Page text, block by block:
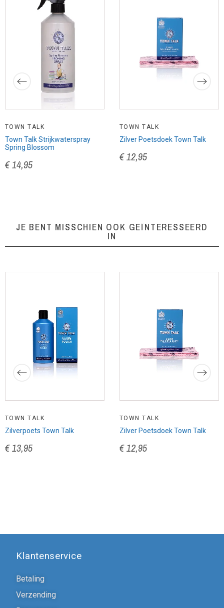
TOWN TALK
Town Talk Strijkwaterspray
Spring Blossom
€ 14,95
TOWN TALK
Zilver Poetsdoek Town Talk
€ 12,95
JE BENT MISSCHIEN OOK GEÏNTERESSEERD
IN
TOWN TALK
Zilverpoets Town Talk
€ 13,95
TOWN TALK
Zilver Poetsdoek Town Talk
€ 12,95
Klantenservice
Betaling
Verzending